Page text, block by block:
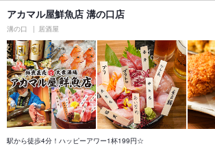
アカマル屋鮮魚店 溝の口店
溝の口 居酒屋
駅から徒歩4分！ハッピーアワー1杯199円☆